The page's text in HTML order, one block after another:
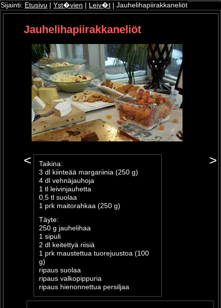
Sijainti: Etusivu Yst�vien Leiv�t | Jauhelihapiirakkaneliöt
Jauhelihapiirakkaneliöt
< >
Taikina:
3 dl kiinteää margariinia (250 g)
4 dl vehnäjauhoja
1 tl leivinjauhetta
0,5 tl suolaa
1 prk maitorahkaa (250 g)
Täyte:
250 g jauhelihaa
1 sipuli
2 dl keitettyä riisiä
1 prk maustettua tuorejuustoa (100
g)
ripaus suolaa
ripaus valkopippuria
ripaus hienonnettua persiljaa